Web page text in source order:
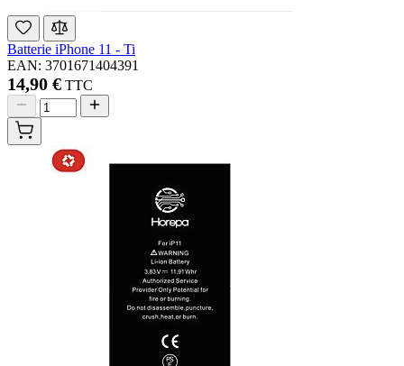
Batterie iPhone 11 - Ti
EAN: 3701671404391
14,90 € TTC